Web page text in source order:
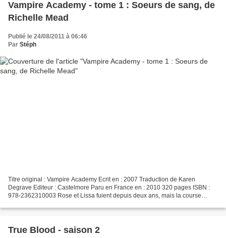
Vampire Academy - tome 1 : Soeurs de sang, de
Richelle Mead
Publié le 24/08/2011 à 06:46
Par Stéph
Titre original : Vampire Academy Ecrit en : 2007 Traduction de Karen
Degrave Editeur : Castelmore Paru en France en : 2010 320 pages ISBN :
978-2362310003 Rose et Lissa fuient depuis deux ans, mais la course
True Blood - saison 2